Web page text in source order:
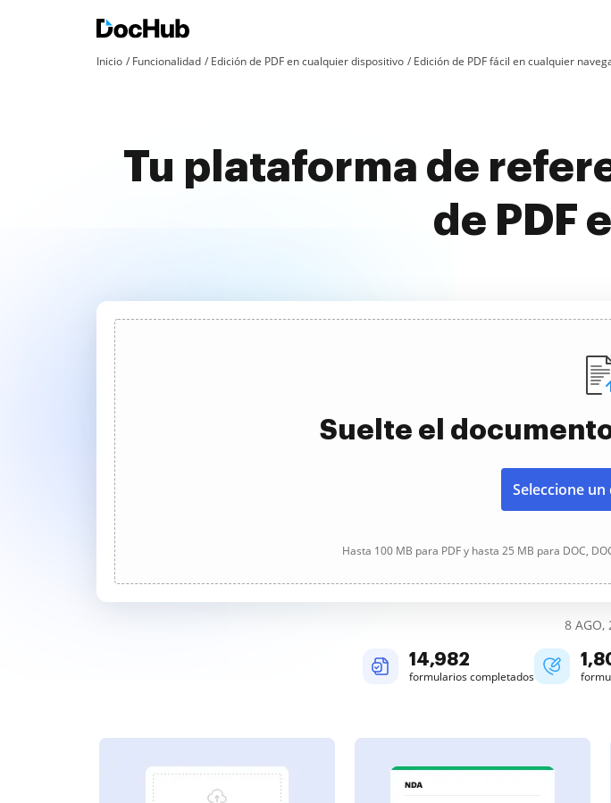
Inicio Funcionalidad Edición de PDF en cualquier dispositivo Edición de PDF fácil en cualquier
Tu plataforma de
de PDF
Suelte el
Seleccione
Hasta 100 MB para PDF y hasta 25 MB para DOC,
8 AGO,
14,983
formularios completados